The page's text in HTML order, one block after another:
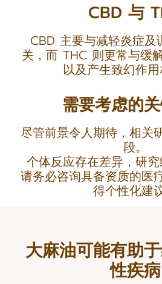
CBD 与
CBD 主要与减轻炎症及
关，而 THC 则更常与缓
以及产生致幻作用
需要考虑的
尽管前景令人期待，相关
段。
个体反应存在差异，研究
请务必咨询具备资质的医
得个性化建
大麻油可能有助
性疾病